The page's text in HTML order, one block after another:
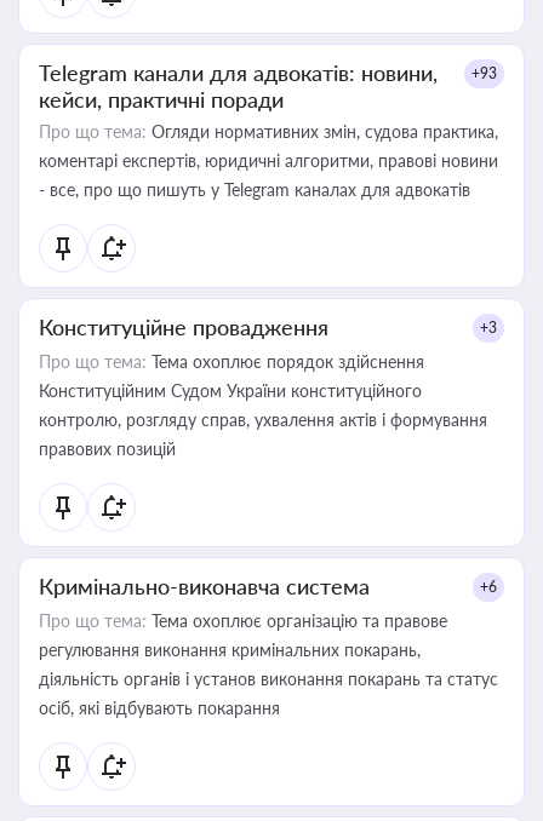
Telegram канали для адвокатів: новини,
кейси, практичні поради
+93
Про що тема: Огляди нормативних змін, судова практика,
коментарі експертів, юридичні алгоритми, правові новини
- все, про що пишуть у Telegram каналах для адвокатів
Конституційне провадження +3
Про що тема: Тема охоплює порядок здійснення
Конституційним Судом України конституційного
контролю, розгляду справ, ухвалення актів і формування
правових позицій
Кримінально-виконавча система +6
Про що тема: Тема охоплює організацію та правове
регулювання виконання кримінальних покарань,
діяльність органів і установ виконання покарань та статус
осіб, які відбувають покарання